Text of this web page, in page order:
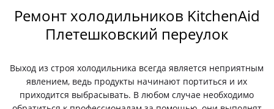
Ремонт холодильников KitchenAid
Плетешковский переулок
Выход из строя холодильника всегда является неприятным
явлением, ведь продукты начинают портиться и их
приходится выбрасывать. В любом случае необходимо